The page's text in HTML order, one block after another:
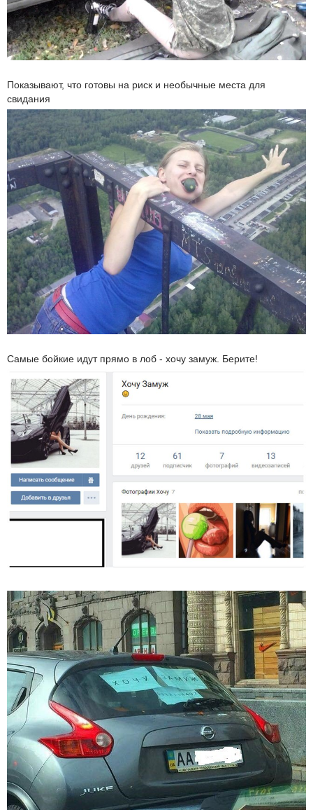
Показывают, что готовы на риск и необычные места для
свидания
Самые бойкие идут прямо в лоб - хочу замуж. Берите!